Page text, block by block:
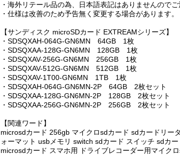
・海外リテール品の為、日本語表記はありませんのでご
・仕様は改善のため予告無く変更する場合があります。
【サンディスク microSDカード EXTREAMシリーズ】
・SDSQXAH-064G-GN6MN 64GB 1枚
・SDSQXAA-128G-GN6MN 128GB 1枚
・SDSQXAV-256G-GN6MN 256GB 1枚
・SDSQXAV-512G-GN6MN 512GB 1枚
・SDSQXAV-1T00-GN6MN 1TB 1枚
・SDSQXAH-064G-GN6MN-2P 64GB 2枚セット
・SDSQXAA-128G-GN6MN-2P 128GB 2枚セット
・SDSQXAA-256G-GN6MN-2P 256GB 2枚セット
【関連ワード】
microsdカード 256gb マイクロsdカード sdカードリー
ォーマット usbメモリ switch sdカード スイッチ sdカ
microsdカード スマホ用 ドライブレコーダー用マイク